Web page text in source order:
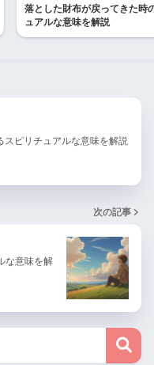
落とした財布が戻ってきた時
ュアルな意味を解説
スピリチュアルな意味を解説
次の記事
な意味を解